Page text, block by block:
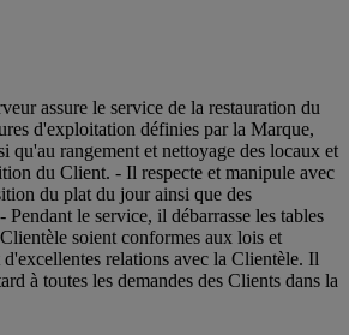
assure le service de la restauration du
d'exploitation définies par la Marque,
qu'au rangement et nettoyage des locaux et
du Client. - Il respecte et manipule avec
du plat du jour ainsi que des
le service, il débarrasse les tables
soient conformes aux lois et
relations avec la Clientèle. Il
à toutes les demandes des Clients dans la